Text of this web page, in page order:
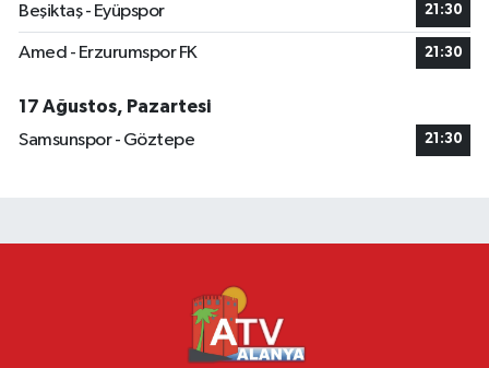
Beşiktaş - Eyüpspor 21:30
Amed - Erzurumspor FK 21:30
17 Ağustos, Pazartesi
Samsunspor - Göztepe
21:30